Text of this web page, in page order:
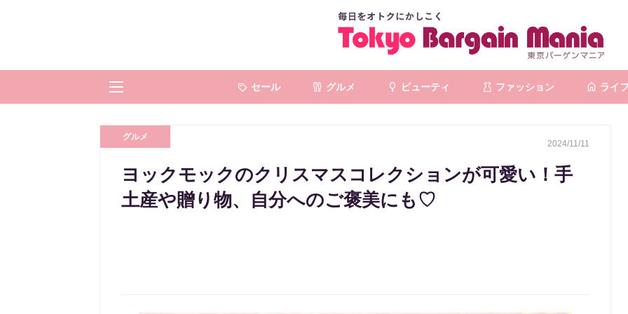
セール グルメ ビューティ ファッション ライフ
グルメ
2024/11/11
ヨックモックのクリスマスコレクションが可愛い！手
土産や贈り物、自分へのご褒美にも♡